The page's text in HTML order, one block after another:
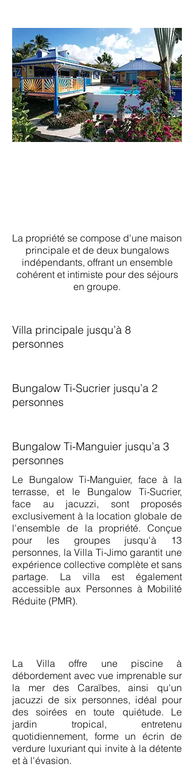
La propriété se compose d'une maison
principale et de deux bungalows
indépendants, offrant un ensemble
cohérent et intimiste pour des séjours
en groupe.
Villa principale jusqu’à 8
personnes
Bungalow Ti-Sucrier jusqu’a 2
personnes
Bungalow Ti-Manguier jusqu’a 3
personnes
Le Bungalow Ti-Manguier, face à la
terrasse, et le Bungalow Ti-Sucrier,
face au jacuzzi, sont proposés
exclusivement à la location globale de
l'ensemble de la propriété. Conçue
pour les groupes jusqu'à 13
personnes, la Villa Ti-Jimo garantit une
expérience collective complète et sans
partage. La villa est également
accessible aux Personnes à Mobilité
Réduite (PMR).
La Villa offre une piscine à
débordement avec vue imprenable sur
la mer des Caraïbes, ainsi qu'un
jacuzzi de six personnes, idéal pour
des soirées en toute quiétude. Le
jardin tropical, entretenu
quotidiennement, forme un écrin de
verdure luxuriant qui invite à la détente
et à l'évasion.